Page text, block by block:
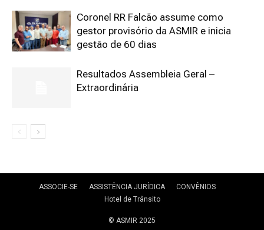
Coronel RR Falcão assume como
gestor provisório da ASMIR e inicia
gestão de 60 dias
Resultados Assembleia Geral –
Extraordinária
ASSOCIE-SE ASSISTÊNCIA JURÍDICA
CONVÊNIOS
Hotel de Trânsito
© ASMIR 2025